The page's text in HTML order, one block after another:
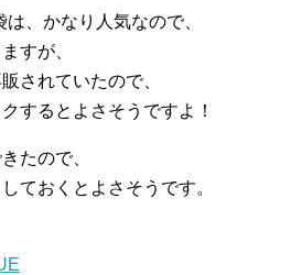
、かなり人気なので、
すが、
されていたので、
するとよさそうですよ！
たので、
ておくとよさそうです。